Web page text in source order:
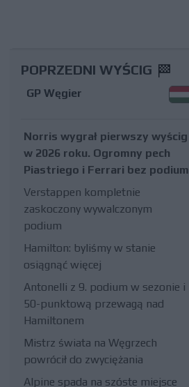
POPRZEDNI WYŚCIG
GP Węgier
Norris wygrał pierwszy wyścig
w 2026 roku. Ogromny pech
Piastriego i Ferrari bez podium
Verstappen kompletnie
zaskoczony wywalczonym
podium
Hamilton: byliśmy w stanie
osiągnąć więcej
Antonelli z 9. podium w sezonie i
50-punktową przewagą nad
Hamiltonem
Mistrz świata na Węgrzech
powrócił do zwyciężania
Alpine spada na szóste miejsce